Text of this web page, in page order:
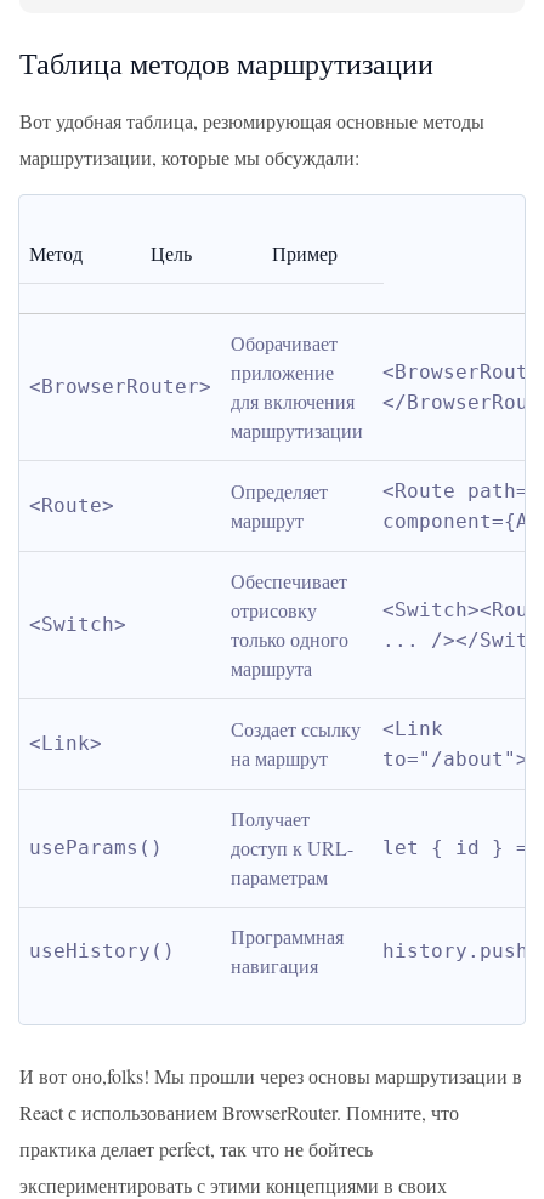
Таблица методов маршрутизации
Вот удобная таблица, резюмирующая основные методы
маршрутизации, которые мы обсуждали:
Метод Цель Пример
<BrowserRouter>
Оборачивает
приложение
для включения
маршрутизации
</
<Route>
Определяет
маршрут
<Route
<Switch>
Обеспечивает
отрисовку
только одного
маршрута
... /></
<Link>
Создает ссылку
на маршрут
<Link
to="/
useParams()
Получает
доступ к URL-
параметрам
let { id } =
useHistory()
Программная
навигация
И вот оно,folks! Мы прошли через основы маршрутизации в
React с использованием BrowserRouter. Помните, что
практика делает perfect, так что не бойтесь
экспериментировать с этими концепциями в своих